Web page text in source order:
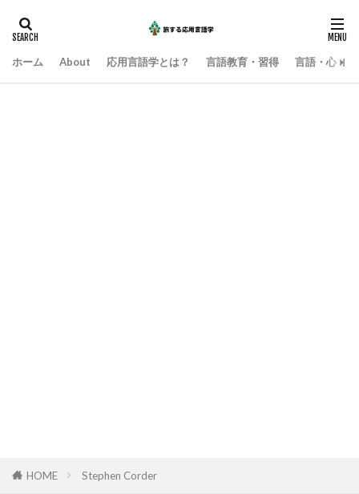
ホーム About 応用言語学とは？ 言語教育・習得 言語・心・
HOME Stephen Corder